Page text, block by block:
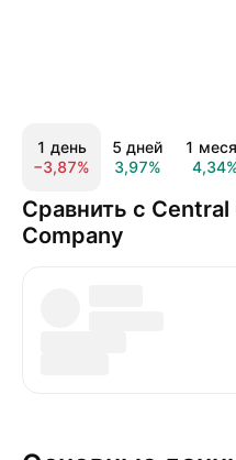
1 день
−3,87%
5 дней
3,97%
1
Сравнить с Central
Company